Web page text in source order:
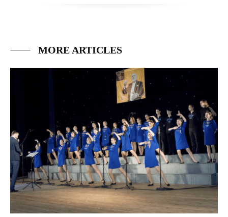
MORE ARTICLES